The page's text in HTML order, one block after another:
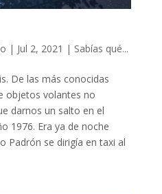
| Jul 2, 2021 | Sabías qué...
De las más conocidas
objetos volantes no
darnos un salto en el
1976. Era ya de noche
Padrón se dirigía en taxi al